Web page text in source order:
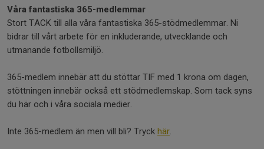
Våra fantastiska 365-medlemmar
Stort TACK till alla våra fantastiska 365-stödmedlemmar. Ni
bidrar till vårt arbete för en inkluderande, utvecklande och
utmanande fotbollsmiljö.
365-medlem innebär att du stöttar TIF med 1 krona om dagen,
stöttningen innebär också ett stödmedlemskap. Som tack syns
du här och i våra sociala medier.
Inte 365-medlem än men vill bli? Tryck här.